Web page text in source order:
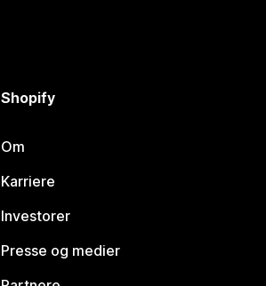
Shopify
Om
Karriere
Investorer
Presse og medier